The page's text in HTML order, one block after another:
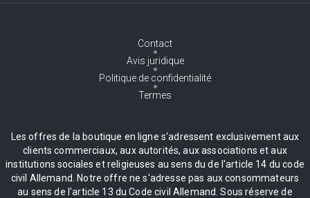
Contact
Avis juridique
Politique de confidentialité
Termes
Les offres de la boutique en ligne s'adressent exclusivement aux
clients commerciaux, aux autorités, aux associations et aux
institutions sociales et religieuses au sens du de l'article 14 du code
civil Allemand. Notre offre ne s'adresse pas aux consommateurs
au sens de l'article 13 du Code civil Allemand. Sous réserve de